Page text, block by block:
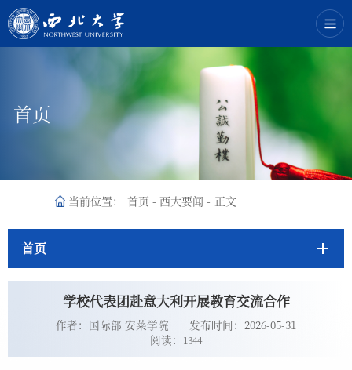
首页
当前位置： 首页 - 西大要闻 - 正文
首页
学校代表团赴意大利开展教育交流合作
作者：国际部 安莱学院
发布时间：2026-05-31
阅读：
1344